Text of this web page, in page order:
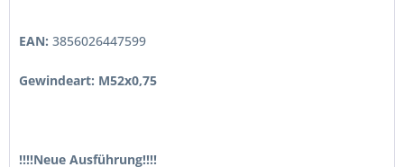
EAN: 3856026447599
Gewindeart: M52x0,75
!!!!Neue Ausführung!!!!